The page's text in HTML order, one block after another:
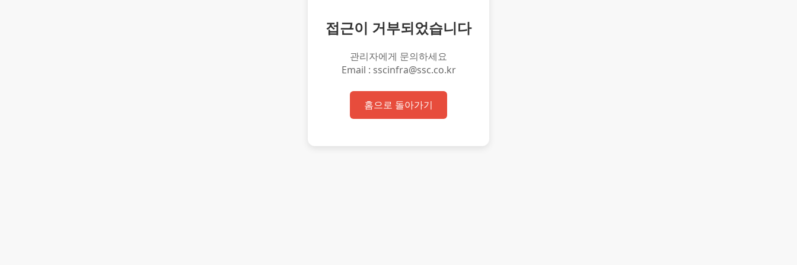
접근이 거부되었습니다
관리자에게 문의하세요
Email : sscinfra@ssc.co.kr
홈으로 돌아가기